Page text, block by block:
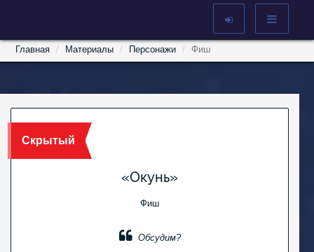
Главная Материалы Персонажи Фиш
Скрытый
«Окунь»
Фиш
Обсудим?